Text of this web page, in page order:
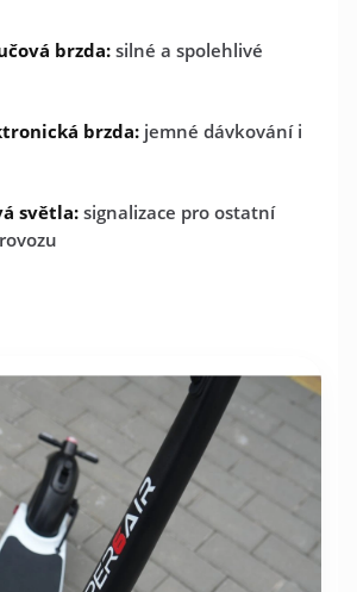
brzda: silné a spolehlivé
brzda: jemné dávkování i
světla: signalizace pro ostatní